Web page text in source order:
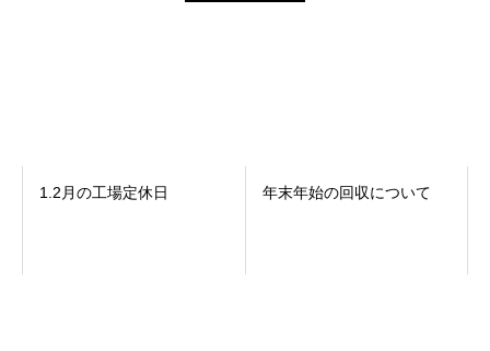
1.2月の工場定休日 年末年始の回収について